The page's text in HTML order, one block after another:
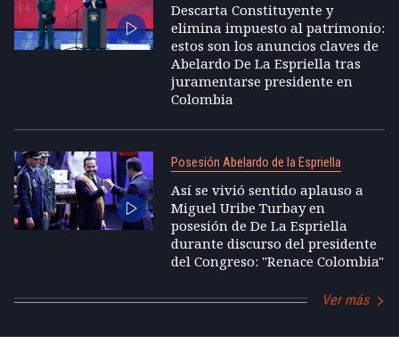
Descarta Constituyente y
elimina impuesto al patrimonio:
estos son los anuncios claves de
Abelardo De La Espriella tras
juramentarse presidente en
Colombia
Posesión Abelardo de la Espriella
Así se vivió sentido aplauso a
Miguel Uribe Turbay en
posesión de De La Espriella
durante discurso del presidente
del Congreso: "Renace Colombia"
Ver más